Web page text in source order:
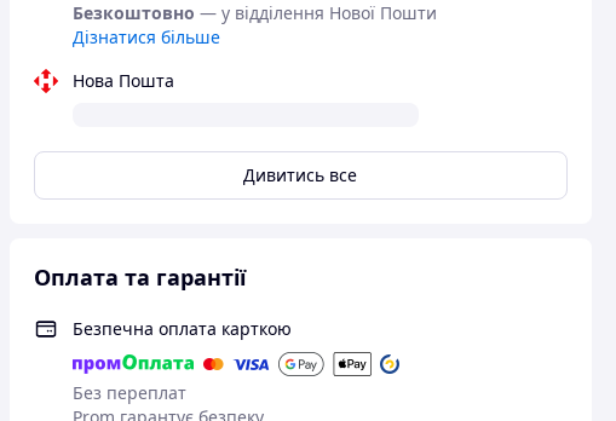
Безкоштовно — у відділення Нової Пошти
Дізнатися більше
Нова Пошта
Дивитись все
Оплата та гарантії
Безпечна оплата карткою
Без переплат